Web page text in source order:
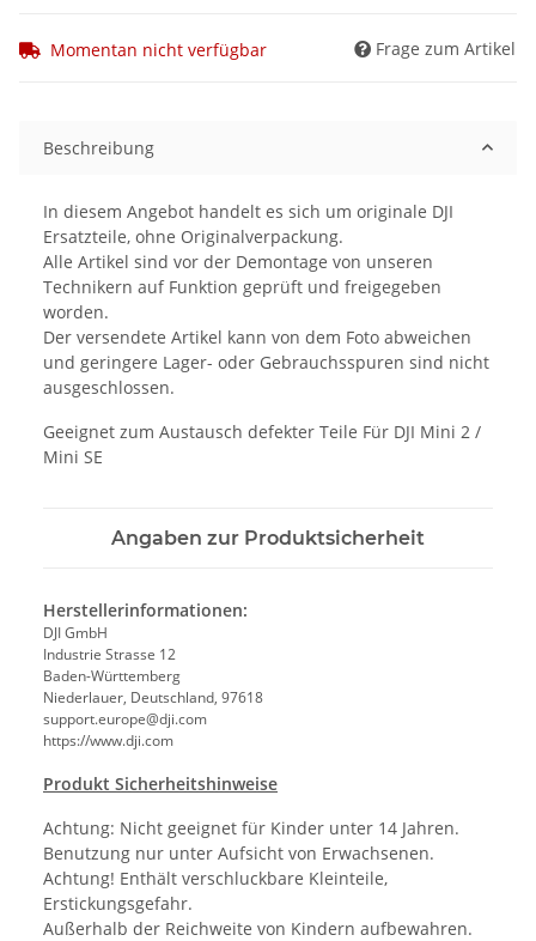
Momentan nicht verfügbar Frage zum Artikel
Beschreibung
In diesem Angebot handelt es sich um originale DJI
Ersatzteile, ohne Originalverpackung.
Alle Artikel sind vor der Demontage von unseren
Technikern auf Funktion geprüft und freigegeben
worden.
Der versendete Artikel kann von dem Foto abweichen
und geringere Lager- oder Gebrauchsspuren sind nicht
ausgeschlossen.
Geeignet zum Austausch defekter Teile Für DJI Mini 2 /
Mini SE
Angaben zur Produktsicherheit
Herstellerinformationen:
DJI GmbH
Industrie Strasse 12
Baden-Württemberg
Niederlauer, Deutschland, 97618
support.europe@dji.com
https://www.dji.com
Produkt Sicherheitshinweise
Achtung: Nicht geeignet für Kinder unter 14 Jahren.
Benutzung nur unter Aufsicht von Erwachsenen.
Achtung! Enthält verschluckbare Kleinteile,
Erstickungsgefahr.
Außerhalb der Reichweite von Kindern aufbewahren.